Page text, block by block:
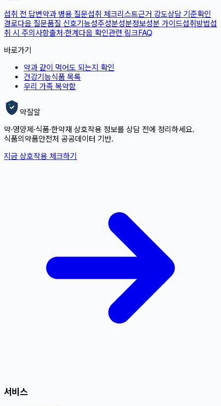
섭취 전 답변약과 병용 질문섭취 체크리스트근거 강도상담 기준확인
경로다음 질문품질 신호기능성주성분성분정보성분 가이드섭취방법섭
취 시 주의사항출처·한계다음 확인관련 링크FAQ
바로가기
약과 같이 먹어도 되는지 확인
건강기능식품 목록
우리 가족 복약함
약잘알
약·영양제·식품·한약재 상호작용 정보를 상담 전에 정리하세요.
식품의약품안전처 공공데이터 기반.
지금 상호작용 체크하기
서비스